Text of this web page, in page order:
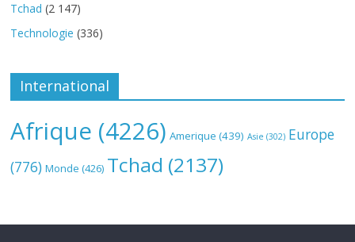
Tchad (2 147)
Technologie (336)
International
Afrique (4226) Amerique (439) Asie (302) Europe
(776) Monde (426) Tchad (2137)